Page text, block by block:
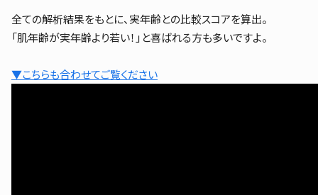
全ての解析結果をもとに、実年齢との比較スコアを算出。
「肌年齢が実年齢より若い！」と喜ばれる方も多いですよ。
▼こちらも合わせてご覧ください